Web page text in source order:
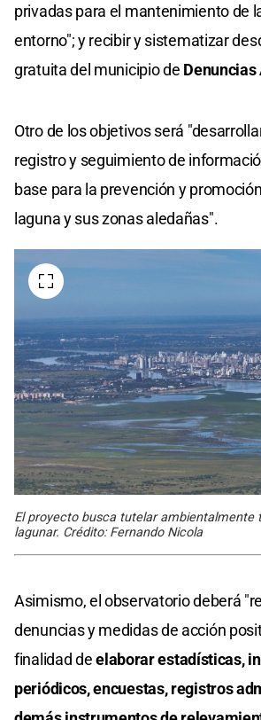
privadas para el mantenimiento de
entorno"; y recibir y sistematizar
gratuita del municipio de
Otro de los objetivos será
registro y seguimiento de
base para la prevención y
laguna y sus zonas aledañas".
El proyecto busca tutelar ambientalmente
lagunar. Crédito: Fernando Nicola
Asimismo, el observatorio deberá
denuncias y medidas de acción
finalidad deelaborar estadísticas,
periódicos, encuestas, registros